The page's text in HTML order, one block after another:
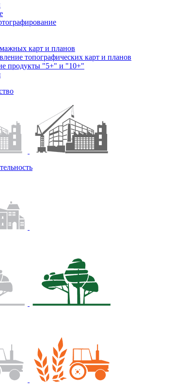
карт и планов
топографических карт и планов
продукты "5+" и "10+"